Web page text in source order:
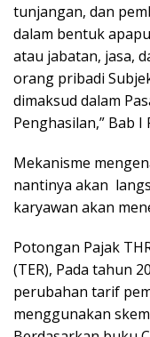
tunjangan, dan
dalam bentuk
atau jabatan, jasa,
orang pribadi
dimaksud dalam
Penghasilan,” Bab I
Mekanisme
nantinya akan
karyawan akan
Potongan Pajak
(TER), Pada tahun
perubahan tarif
menggunakan